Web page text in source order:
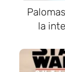
la